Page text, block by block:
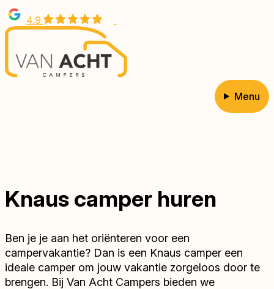
Overslaan
en
naar
inhoud
gaan
4.9
Menu
Knaus camper huren
Ben je je aan het oriënteren voor een
campervakantie? Dan is een Knaus camper een
ideale camper om jouw vakantie zorgeloos door te
brengen. Bij Van Acht Campers bieden we